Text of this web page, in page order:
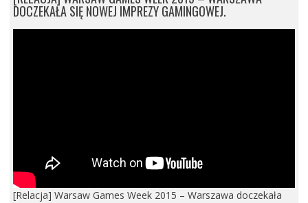
DOCZEKAŁA SIĘ NOWEJ IMPREZY GAMINGOWEJ.
[Relacja] Warsaw Games Week 2015 – Warszawa doczekała